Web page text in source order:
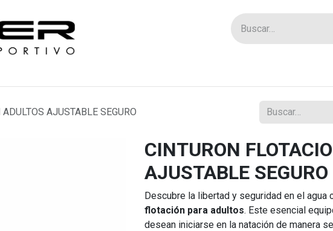
AJUSTABLE SEGURO
CINTURON
AJUSTABLE SEGURO
Descubre la libertad y seguridad en el agua
flotación para adultos. Este esencial
desean iniciarse en la natación de manera